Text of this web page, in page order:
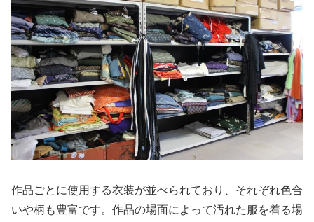
作品ごとに使用する衣装が並べられており、それぞれ色合
いや柄も豊富です。作品の場面によって汚れた服を着る場